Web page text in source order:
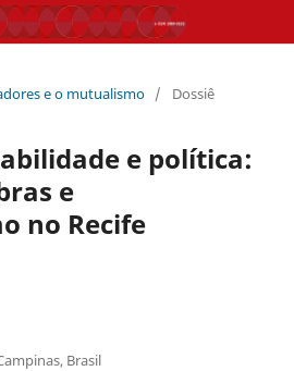
e o mutualismo / Dossiê
e política:
e
no Recife
Brasil